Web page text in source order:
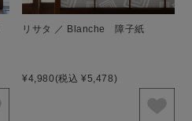
リサタ ／ Blanche 障子紙
¥4,980(税込 ¥5,478)